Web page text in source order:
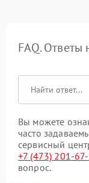
FAQ.
Вы можете
часто
сервисный
+7 (473) 201-
вопрос.